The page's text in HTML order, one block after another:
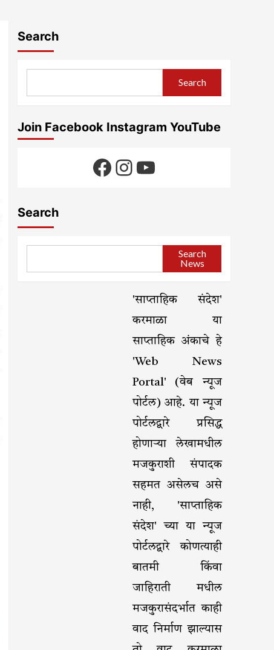
Search
Search
Join Facebook Instagram YouTube
Facebook
Instagram
YouTube
Search
Search
News
'साप्ताहिक संदेश'
करमाळा या
साप्ताहिक अंकाचे हे
'Web News
Portal' (वेब न्यूज
पोर्टल) आहे. या न्यूज
पोर्टलद्वारे प्रसिद्ध
होणाऱ्या लेखामधील
मजकुराशी संपादक
सहमत असेलच असे
नाही, 'साप्ताहिक
संदेश' च्या या न्यूज
पोर्टलद्वारे कोणत्याही
बातमी किंवा
जाहिराती मधील
मजकुरासंदर्भात काही
वाद निर्माण झाल्यास